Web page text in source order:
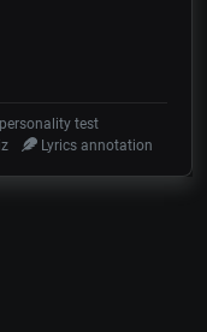
test
Lyrics annotation